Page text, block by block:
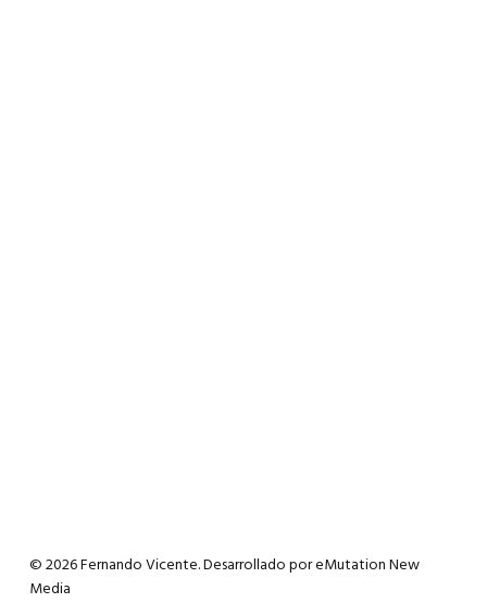
© 2026 Fernando Vicente. Desarrollado poreMutation New
Media